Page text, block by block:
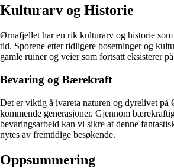
Kulturarv og Historie
Ørnafjellet har en rik kulturarv og historie
tid. Sporene etter tidligere bosetninger og
gamle ruiner og veier som fortsatt eksisterer
Bevaring og Bærekraft
Det er viktig å ivareta naturen og dyrelivet
kommende generasjoner. Gjennom
bevaringsarbeid kan vi sikre at denne
nytes av fremtidige besøkende.
Oppsummering